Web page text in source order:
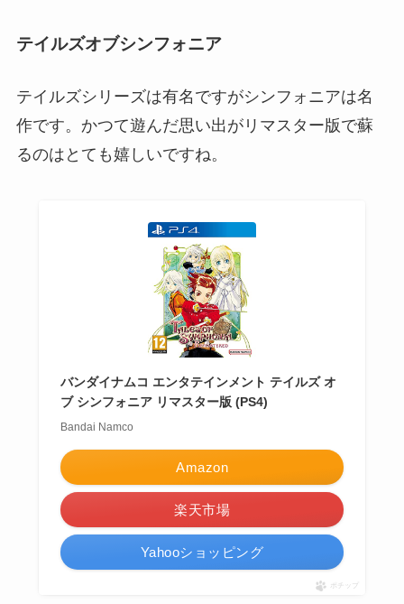
テイルズオブシンフォニア
テイルズシリーズは有名ですがシンフォニアは名
作です。かつて遊んだ思い出がリマスター版で蘇
るのはとても嬉しいですね。
バンダイナムコ エンタテインメント テイルズ オ
ブ シンフォニア リマスター版 (PS4)
Bandai Namco
Amazon
楽天市場
Yahooショッピング
ポチップ